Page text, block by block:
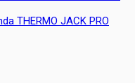
THERMO JACK PRO